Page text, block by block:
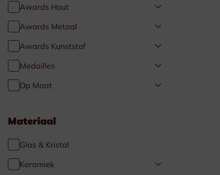
Awards Hout
Awards Metaal
Awards Kunststof
Medailles
Op Maat
Materiaal
Glas & Kristal
Keramiek